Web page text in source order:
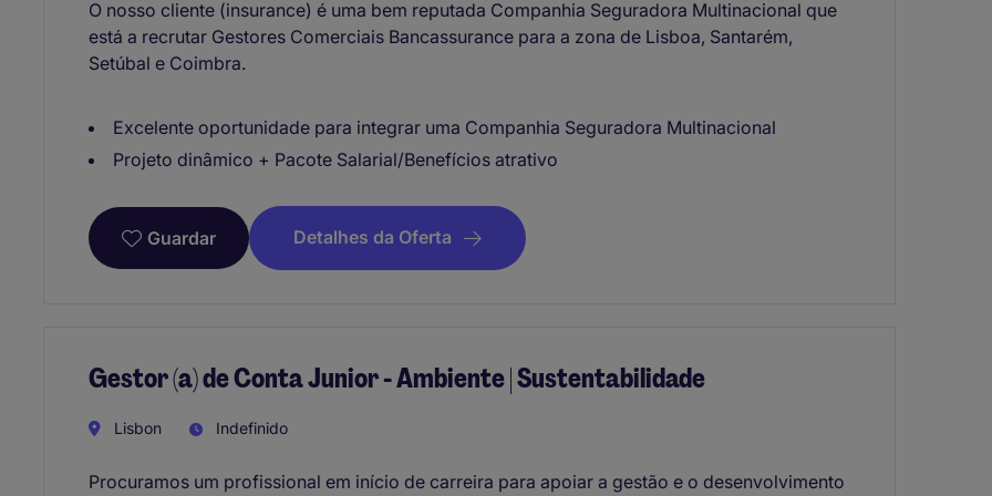
O nosso cliente (insurance) é uma bem reputada Companhia Seguradora Multinacional que
está a recrutar Gestores Comerciais Bancassurance para a zona de Lisboa, Santarém,
Setúbal e Coimbra.
Excelente oportunidade para integrar uma Companhia Seguradora Multinacional
Projeto dinâmico + Pacote Salarial/Benefícios atrativo
Guardar Detalhes da Oferta
Gestor (a) de Conta Junior - Ambiente | Sustentabilidade
Lisbon Indefinido
Procuramos um profissional em início de carreira para apoiar a gestão e o desenvolvimento